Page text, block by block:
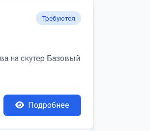
Требуются
на скутер Базовый
Подробнее